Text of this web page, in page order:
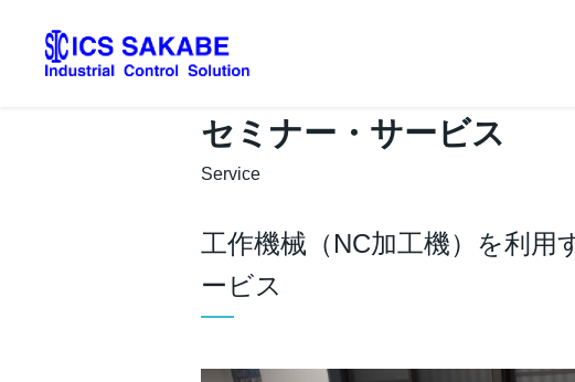
セミナー・サービス
Service
工作機械（NC加工機）を利用
ービス